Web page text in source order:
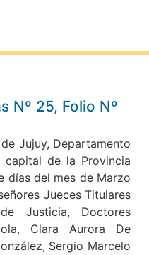
Nº 25, Folio Nº
Jujuy, Departamento
capital de la Provincia
días del mes de Marzo
Jueces Titulares
Justicia, Doctores
Clara Aurora De
Sergio Marcelo